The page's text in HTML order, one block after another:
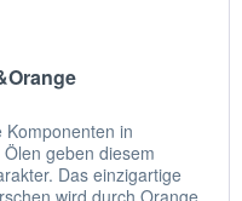
Komponenten in
geben diesem
Das einzigartige